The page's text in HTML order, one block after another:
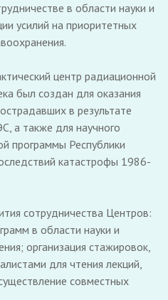
в области науки и
усилий на приоритетных
центр радиационной
был создан для оказания
в результате
а также для научного
программы Республики
катастрофы 1986-
сотрудничества Центров:
в области науки и
организация стажировок,
для чтения лекций,
совместных